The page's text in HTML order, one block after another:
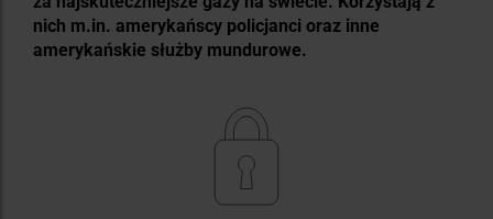
nich m.in. amerykańscy policjanci oraz inne
amerykańskie służby mundurowe.